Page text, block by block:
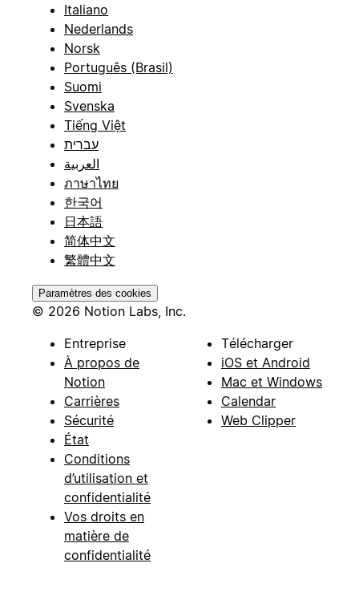
Italiano
Nederlands
Norsk
Português (Brasil)
Suomi
Svenska
Tiếng Việt
עברית
العربية
ภาษาไทย
한국어
日本語
简体中文
繁體中文
Paramètres des cookies
© 2026 Notion Labs, Inc.
Entreprise
À propos de
Notion
Carrières
Sécurité
État
Conditions
d’utilisation et
confidentialité
Vos droits en
matière de
confidentialité
Télécharger
iOS et Android
Mac et Windows
Calendar
Web Clipper